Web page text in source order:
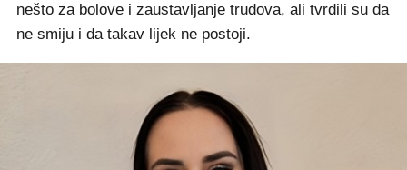
nešto za bolove i zaustavljanje trudova, ali tvrdili su da
ne smiju i da takav lijek ne postoji.